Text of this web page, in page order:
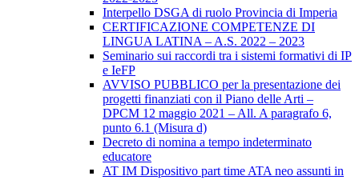
Interpello DSGA di ruolo Provincia di Imperia
CERTIFICAZIONE COMPETENZE DI
LINGUA LATINA – A.S. 2022 – 2023
Seminario sui raccordi tra i sistemi formativi di IP
e IeFP
AVVISO PUBBLICO per la presentazione dei
progetti finanziati con il Piano delle Arti –
DPCM 12 maggio 2021 – All. A paragrafo 6,
punto 6.1 (Misura d)
Decreto di nomina a tempo indeterminato
educatore
AT IM Dispositivo part time ATA neo assunti in